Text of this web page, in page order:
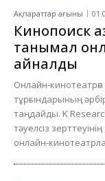
Ақпараттар ағыны
Кинопоиск
танымал
айналды
Онлайн-
тұрғындарының
таңдайды. K
тәуелсіз
онлайн-